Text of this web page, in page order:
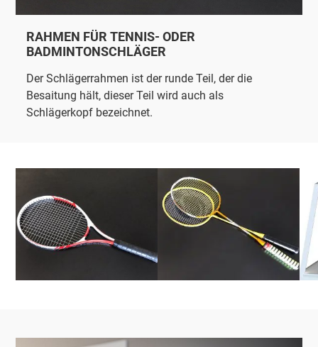
RAHMEN FÜR TENNIS- ODER
BADMINTONSCHLÄGER
Der Schlägerrahmen ist der runde Teil, der die
Besaitung hält, dieser Teil wird auch als
Schlägerkopf bezeichnet.